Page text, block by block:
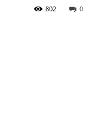
0
802